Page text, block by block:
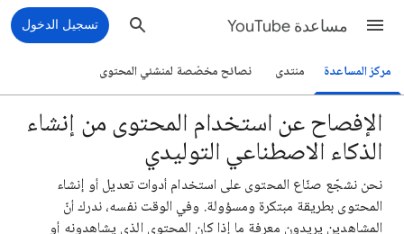
مساعدة YouTube تسجيل الدخول
مركز المساعدة منتدى نصائح مخصّصة لمنشئي المحتوى
الإفصاح عن استخدام المحتوى من إنشاء
الذكاء الاصطناعي التوليدي
نحن نشجّع صنّاع المحتوى على استخدام أدوات تعديل أو إنشاء
المحتوى بطريقة مبتكرة ومسؤولة. وفي الوقت نفسه، ندرك أنّ
المشاهدين يريدون معرفة ما إذا كان المحتوى الذي يشاهدونه أو